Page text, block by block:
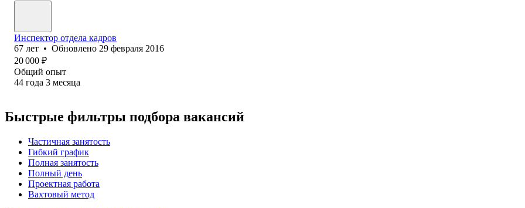
Инспектор отдела кадров
67 лет • Обновлено 29 февраля 2016
20 000 ₽
Общий опыт
44 года 3 месяца
Быстрые фильтры подбора вакансий
Частичная занятость
Гибкий график
Полная занятость
Полный день
Проектная работа
Вахтовый метод